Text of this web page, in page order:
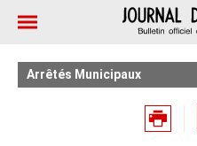
Arrêtés Municipaux